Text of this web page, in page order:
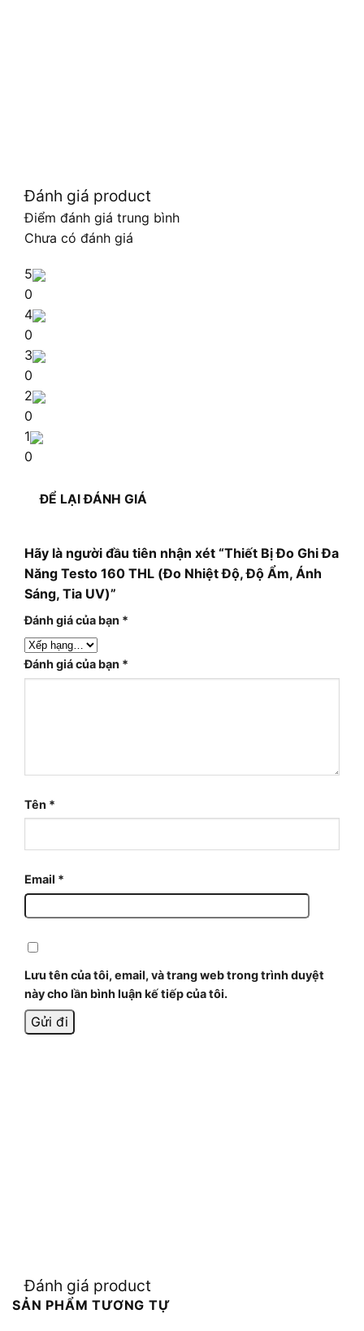
Đánh giá product
Điểm đánh giá trung bình
Chưa có đánh giá
5
0
4
0
3
0
2
0
1
0
ĐỂ LẠI ĐÁNH GIÁ
Hãy là người đầu tiên nhận xét “Thiết Bị Đo Ghi Đa
Năng Testo 160 THL (Đo Nhiệt Độ, Độ Ẩm, Ánh
Sáng, Tia UV)”
Đánh giá của bạn *
Đánh giá của bạn *
Tên *
Email *
Lưu tên của tôi, email, và trang web trong trình duyệt
này cho lần bình luận kế tiếp của tôi.
Đánh giá product
SẢN PHẨM TƯƠNG TỰ